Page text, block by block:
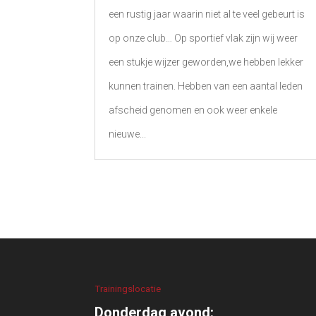
een rustig jaar waarin niet al te veel gebeurt is
op onze club… Op sportief vlak zijn wij weer
een stukje wijzer geworden,we hebben lekker
kunnen trainen. Hebben van een aantal leden
afscheid genomen en ook weer enkele
nieuwe...
Trainingslocatie
Donderdag avond: